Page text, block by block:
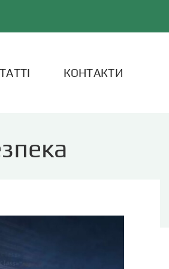
КОНТАКТИ